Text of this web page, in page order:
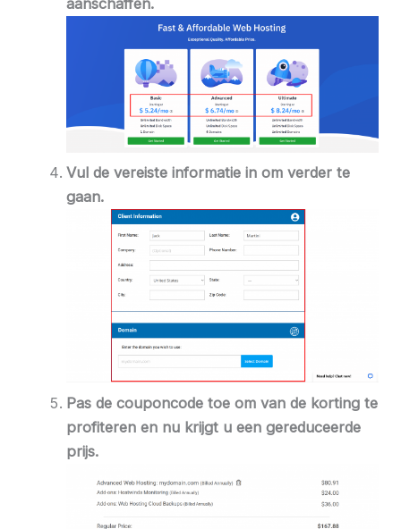
aanschaffen.
Vul de vereiste informatie in om verder te
gaan.
Pas de couponcode toe om van de korting te
profiteren en nu krijgt u een gereduceerde
prijs.